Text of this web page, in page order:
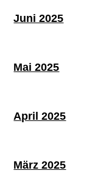
Juni 2025
Mai 2025
April 2025
März 2025